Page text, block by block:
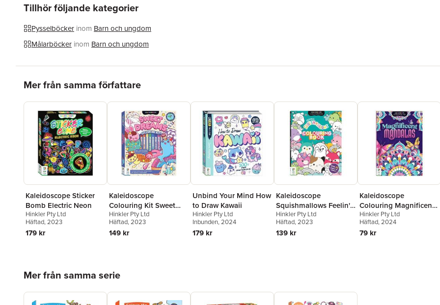
Tillhör följande kategorier
Pysselböcker inom Barn och ungdom
Målarböcker inom Barn och ungdom
Mer från samma författare
Kaleidoscope Sticker
Bomb Electric Neon
Hinkler Pty Ltd
Häftad, 2023
179 kr
Kaleidoscope
Colouring Kit Sweet
Dreams
Hinkler Pty Ltd
Häftad, 2023
149 kr
Unbind Your Mind How
to Draw Kawaii
Hinkler Pty Ltd
Inbunden, 2024
179 kr
Kaleidoscope
Squishmallows Feelin'
Mallow Colouring Book
Hinkler Pty Ltd
Häftad, 2023
139 kr
Kaleidoscope
Colouring Magnificent
Mandalas
Hinkler Pty Ltd
Häftad, 2024
79 kr
Mer från samma serie